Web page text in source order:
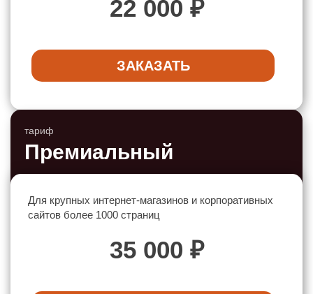
22 000 ₽
ЗАКАЗАТЬ
тариф
Премиальный
Для крупных интернет-магазинов и корпоративных
сайтов более 1000 страниц
35 000 ₽